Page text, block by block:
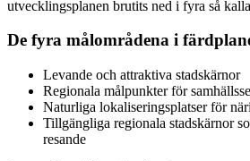
utvecklingsplanen brutits ned i fyra så
De fyra målområdena i
Levande och attraktiva stadskärnor
Regionala målpunkter för
Naturliga lokaliseringsplatser för
Tillgängliga regionala stadskärnor
resande